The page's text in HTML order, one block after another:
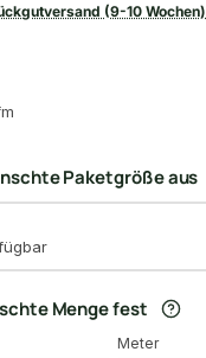
(9-10 Wochen)
Paketgröße aus
Menge fest
Meter